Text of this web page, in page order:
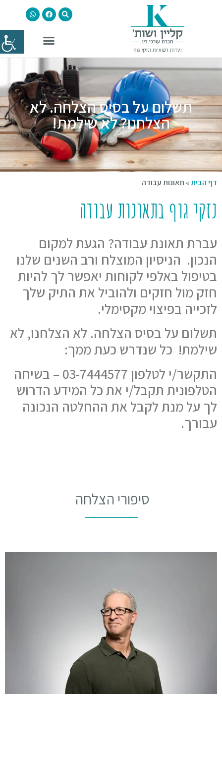
תשלום על בסיס הצלחה. לא
הצלחנו? לא שילמת!
דף הבית» תאונות עבודה
נזקי גוף בתאונות עבודה
עברת תאונת עבודה? הגעת למקום
הנכון. הניסיון המוצלח ורב השנים שלנו
בטיפול באלפי לקוחות יאפשר לך להיות
חזק מול חזקים ולהוביל את התיק שלך
לזכייה בפיצוי מקסימלי.
תשלום על בסיס הצלחה. לא הצלחנו, לא
שילמת! כל שנדרש כעת ממך:
התקשר/י לטלפון 03-7444577 – בשיחה
הטלפונית תקבל/י את כל המידע הדרוש
לך על מנת לקבל את ההחלטה הנכונה
עבורך.
סיפורי הצלחה